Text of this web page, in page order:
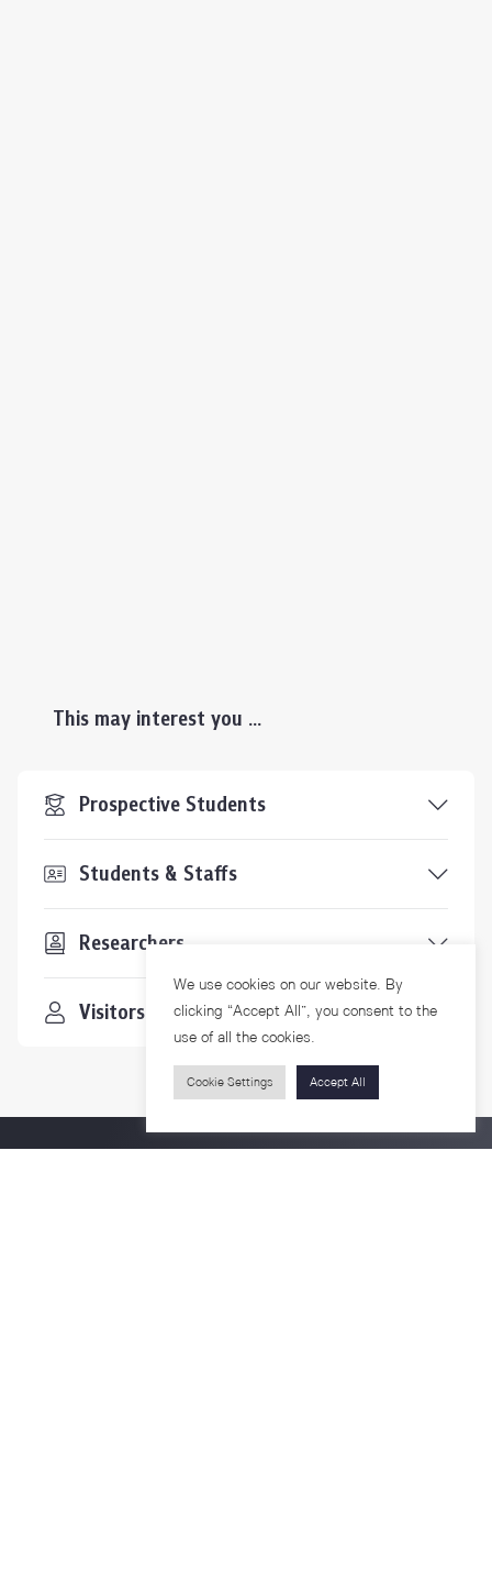
This may interest you ...
Prospective Students
Students & Staffs
Researchers
Visitors
We use cookies on our website. By
clicking “Accept All”, you consent to the
use of all the cookies.
Cookie Settings Accept All